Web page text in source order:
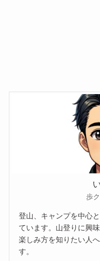
歩
登山、キャンプを中心
ています。山登りに興
楽しみ方を知りたい人
す。